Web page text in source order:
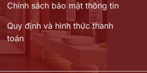
Chính sách bảo mật thông tin
Quy định và hình thức thanh
toán